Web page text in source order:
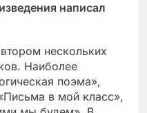
написал
нескольких
Наиболее
поэма»,
в мой класс»,